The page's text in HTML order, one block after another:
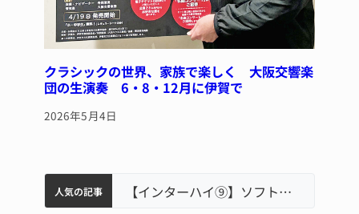
クラシックの世界、家族で楽しく 大阪交響楽
団の生演奏 6・8・12月に伊賀で
2026年5月4日
人気の記事
軽乗用車が田んぼに転落 運転の70歳女性死亡 伊賀市で
中学校の陶壁モニュメント 地元建設会社がボランティアで清掃 伊賀名張市立病院のDMAT、熊本地震の被災地へ 能登以来3回目の派遣 【インターハイ⑨】ソフトテニス ミス減らし上位狙う 近大高専